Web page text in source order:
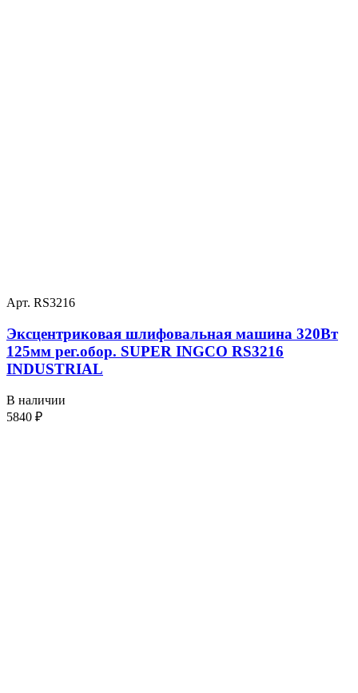
Арт. RS3216
Эксцентриковая шлифовальная машина 320Вт
125мм рег.обор. SUPER INGCO RS3216
INDUSTRIAL
В наличии
5840 ₽